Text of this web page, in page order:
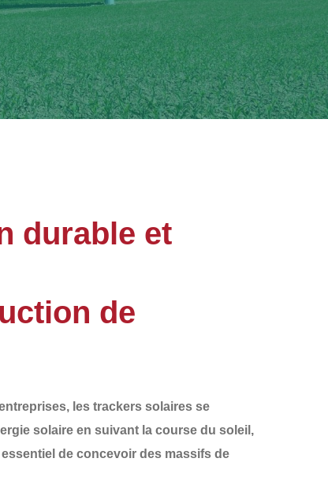
durable et
de
les trackers solaires se
solaire en suivant la course du soleil,
essentiel de concevoir des massifs de